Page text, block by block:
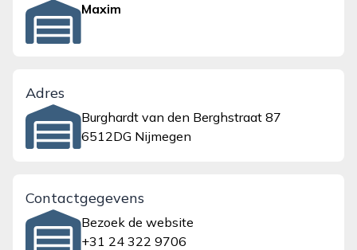
Maxim
Adres
Burghardt van den Berghstraat 87
6512DG Nijmegen
Contactgegevens
Bezoek de website
+31 24 322 9706